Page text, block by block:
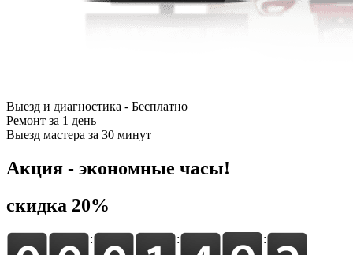
Выезд и диагностика - Бесплатно
Ремонт за 1 день
Выезд мастера за 30 минут
Акция - экономные часы!
cкидка 20%
: : :